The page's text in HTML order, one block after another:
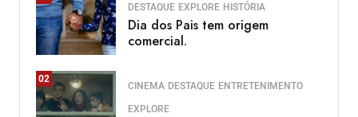
DESTAQUE EXPLORE HISTÓRIA
Dia dos Pais tem origem
comercial.
02
CINEMA DESTAQUE ENTRETENIMENTO
EXPLORE